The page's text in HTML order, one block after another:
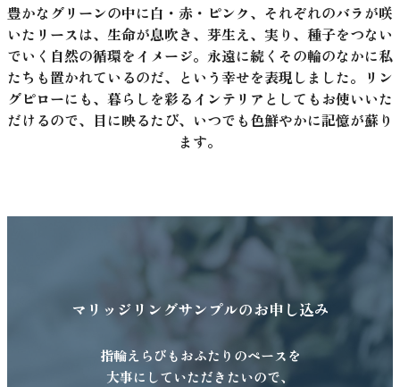
豊かなグリーンの中に白・赤・ピンク、それぞれのバラが咲
いたリースは、生命が息吹き、芽生え、実り、種子をつない
でいく自然の循環をイメージ。永遠に続くその輪のなかに私
たちも置かれているのだ、という幸せを表現しました。リン
グピローにも、暮らしを彩るインテリアとしてもお使いいた
だけるので、目に映るたび、いつでも色鮮やかに記憶が蘇り
ます。
マリッジリングサンプルのお申し込み
指輪えらびもおふたりのペースを
大事にしていただきたいので、